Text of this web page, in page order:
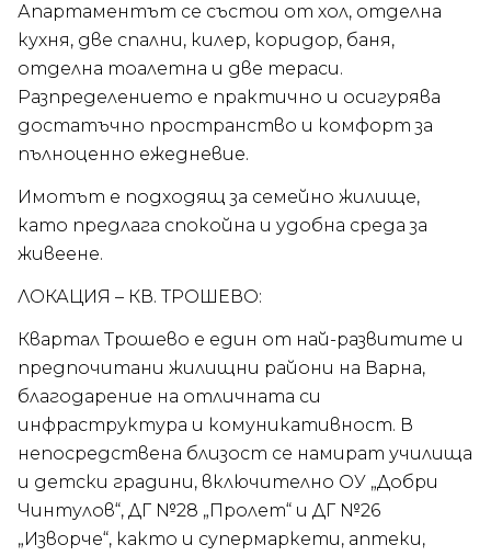
Апартаментът се състои от хол, отделна
кухня, две спални, килер, коридор, баня,
отделна тоалетна и две тераси.
Разпределението е практично и осигурява
достатъчно пространство и комфорт за
пълноценно ежедневие.
Имотът е подходящ за семейно жилище,
като предлага спокойна и удобна среда за
живеене.
ЛОКАЦИЯ – КВ. ТРОШЕВО:
Квартал Трошево е един от най-развитите и
предпочитани жилищни райони на Варна,
благодарение на отличната си
инфраструктура и комуникативност. В
непосредствена близост се намират училища
и детски градини, включително ОУ „Добри
Чинтулов“, ДГ №28 „Пролет“ и ДГ №26
„Изворче“, както и супермаркети, аптеки,